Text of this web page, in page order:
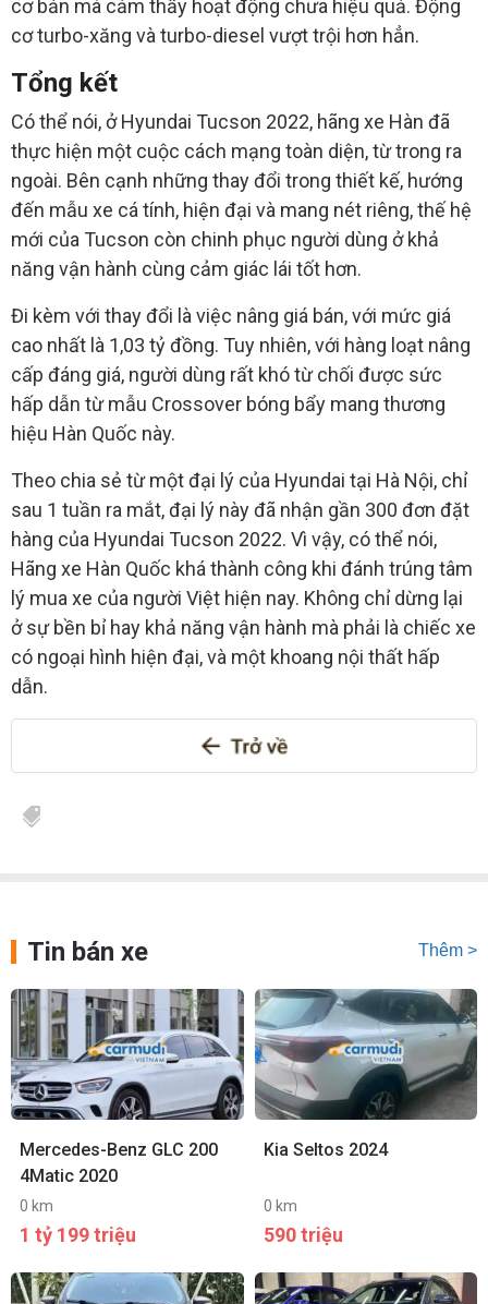
cơ bản mà cảm thấy hoạt động chưa hiệu quả. Động
cơ turbo-xăng và turbo-diesel vượt trội hơn hẳn.
Tổng kết
Có thể nói, ở Hyundai Tucson 2022, hãng xe Hàn đã
thực hiện một cuộc cách mạng toàn diện, từ trong ra
ngoài. Bên cạnh những thay đổi trong thiết kế, hướng
đến mẫu xe cá tính, hiện đại và mang nét riêng, thế hệ
mới của Tucson còn chinh phục người dùng ở khả
năng vận hành cùng cảm giác lái tốt hơn.
Đi kèm với thay đổi là việc nâng giá bán, với mức giá
cao nhất là 1,03 tỷ đồng. Tuy nhiên, với hàng loạt nâng
cấp đáng giá, người dùng rất khó từ chối được sức
hấp dẫn từ mẫu Crossover bóng bẩy mang thương
hiệu Hàn Quốc này.
Theo chia sẻ từ một đại lý của Hyundai tại Hà Nội, chỉ
sau 1 tuần ra mắt, đại lý này đã nhận gần 300 đơn đặt
hàng của Hyundai Tucson 2022. Vì vậy, có thể nói,
Hãng xe Hàn Quốc khá thành công khi đánh trúng tâm
lý mua xe của người Việt hiện nay. Không chỉ dừng lại
ở sự bền bỉ hay khả năng vận hành mà phải là chiếc xe
có ngoại hình hiện đại, và một khoang nội thất hấp
dẫn.
Tin bán xe Thêm >
Mercedes-Benz GLC 200
4Matic 2020
0 km
1 tỷ 199 triệu
Kia Seltos 2024
0 km
590 triệu